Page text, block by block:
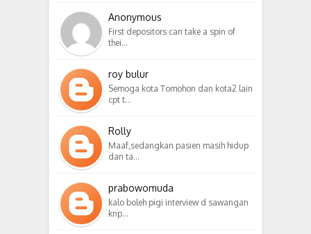
Anonymous
First depositors can take a spin of
thei…
roy bulur
Semoga kota Tomohon dan kota2 lain
cpt t…
Rolly
Maaf,sedangkan pasien masih hidup
dan ta…
prabowomuda
kalo boleh pigi interview d sawangan
knp…